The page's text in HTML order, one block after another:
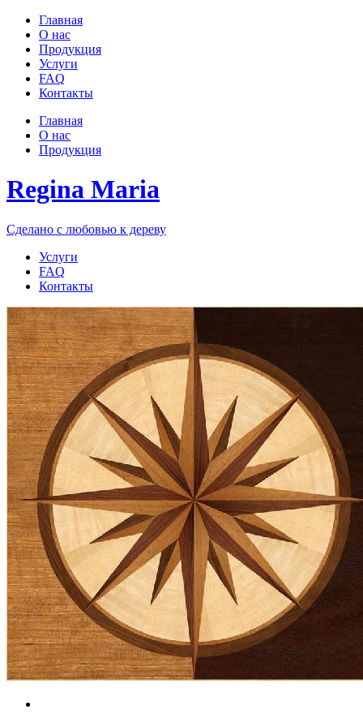
Главная
О нас
Продукция
Услуги
FAQ
Контакты
Главная
О нас
Продукция
Regina Maria
Сделано с любовью к дереву
Услуги
FAQ
Контакты